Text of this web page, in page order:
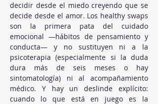
decidir desde el miedo creyendo que se
decide desde el amor. Los healthy swaps
son la primera pata del cuidado
emocional —hábitos de pensamiento y
conducta— y no sustituyen ni a la
psicoterapia (especialmente si la duda
dura más de seis meses o hay
sintomatología) ni al acompañamiento
médico. Y hay un deslinde explícito:
cuando lo que está en juego es la